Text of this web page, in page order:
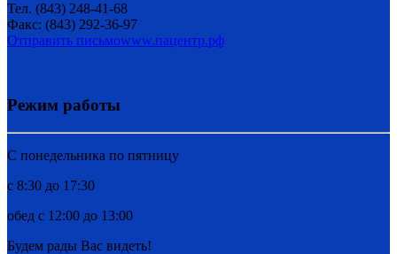
Тел. (843) 248-41-68
Факс: (843) 292-36-97
Отправить письмоwww.пацентр.рф
Режим работы
C понедельника по пятницу
с 8:30 до 17:30
обед с 12:00 до 13:00
Будем рады Вас видеть!